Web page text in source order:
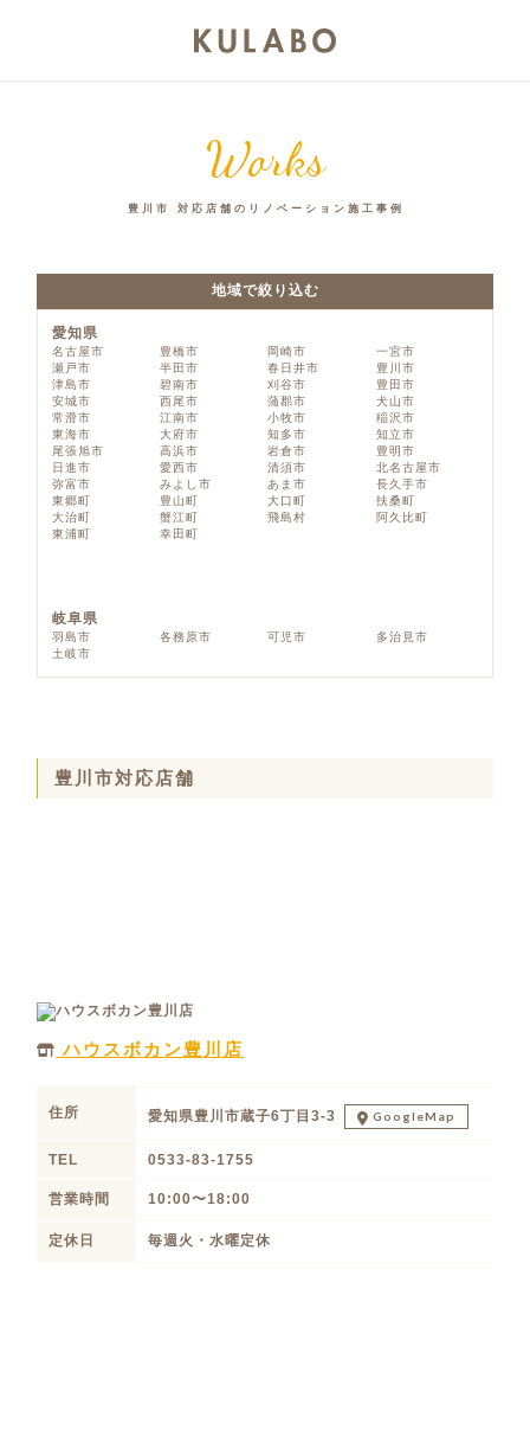
Works
豊川市 対応店舗のリノベーション施工事例
地域で絞り込む
愛知県
名古屋市 豊橋市 岡崎市
一宮市
瀬戸市
半田市 春日井市
豊川市
津島市
碧南市 刈谷市
豊田市
安城市
西尾市 蒲郡市
犬山市
常滑市
江南市 小牧市
稲沢市
東海市
大府市 知多市
知立市
尾張旭市
高浜市 岩倉市
豊明市
日進市
愛西市 清須市
北名古屋市
弥富市
みよし市 あま市
長久手市
東郷町
豊山町 大口町
扶桑町
大治町
蟹江町 飛島村
阿久比町
東浦町
幸田町
岐阜県
羽島市 各務原市 可児市
多治見市
土岐市
豊川市対応店舗
ハウスボカン豊川店
住所 愛知県豊川市蔵子6丁目3-3 GoogleMap
TEL 0533-83-1755
営業時間 10:00〜18:00
定休日 毎週火・水曜定休